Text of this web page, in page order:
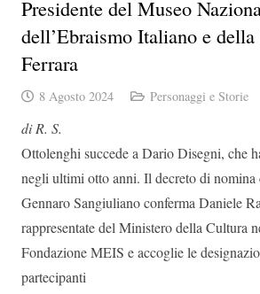
Presidente del Museo
dell’Ebraismo Italiano e della
Ferrara
8 Agosto 2024 Personaggi e Storie
di R. S.
Ottolenghi succede a Dario Disegni, che
negli ultimi otto anni. Il decreto di
Gennaro Sangiuliano conferma Daniele
rappresentate del Ministero della Cultura
Fondazione MEIS e accoglie le
partecipanti